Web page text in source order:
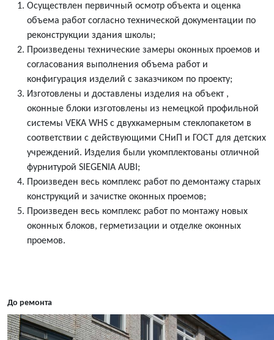
Осуществлен первичный осмотр объекта и оценка
объема работ согласно технической документации по
реконструкции здания школы;
Произведены технические замеры оконных проемов и
согласования выполнения объема работ и
конфигурация изделий с заказчиком по проекту;
Изготовлены и доставлены изделия на объект ,
оконные блоки изготовлены из немецкой профильной
системы VEKA WHS c двухкамерным стеклопакетом в
соответствии с действующими СНиП и ГОСТ для детских
учреждений. Изделия были укомплектованы отличной
фурнитурой SIEGENIA AUBI;
Произведен весь комплекс работ по демонтажу старых
конструкций и зачистке оконных проемов;
Произведен весь комплекс работ по монтажу новых
оконных блоков, герметизации и отделке оконных
проемов.
До ремонта